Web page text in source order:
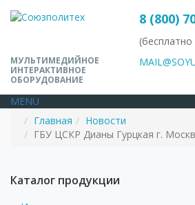
8 (800)
МУЛЬТИМЕДИЙНОЕ
ИНТЕРАКТИВНОЕ
ОБОРУДОВАНИЕ
MENU
Главная
Новости
ГБУ ЦСКР Дианы Гурцкая г.
Каталог продукции